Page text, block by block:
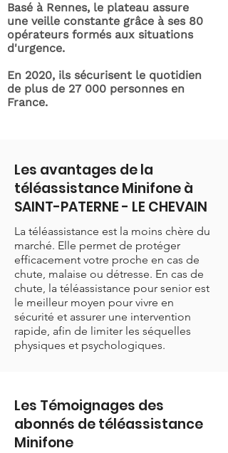
Basé à Rennes, le plateau assure
une veille constante grâce à ses 80
opérateurs formés aux situations
d'urgence.
En 2020, ils sécurisent le quotidien
de plus de 27 000 personnes en
France.
Les avantages de la
téléassistance Minifone à
SAINT-PATERNE - LE CHEVAIN
La téléassistance est la moins chère du
marché. Elle permet de protéger
efficacement votre proche en cas de
chute, malaise ou détresse. En cas de
chute, la téléassistance pour senior est
le meilleur moyen pour vivre en
sécurité et assurer une intervention
rapide, afin de limiter les séquelles
physiques et psychologiques.
Les Témoignages des
abonnés de téléassistance
Minifone